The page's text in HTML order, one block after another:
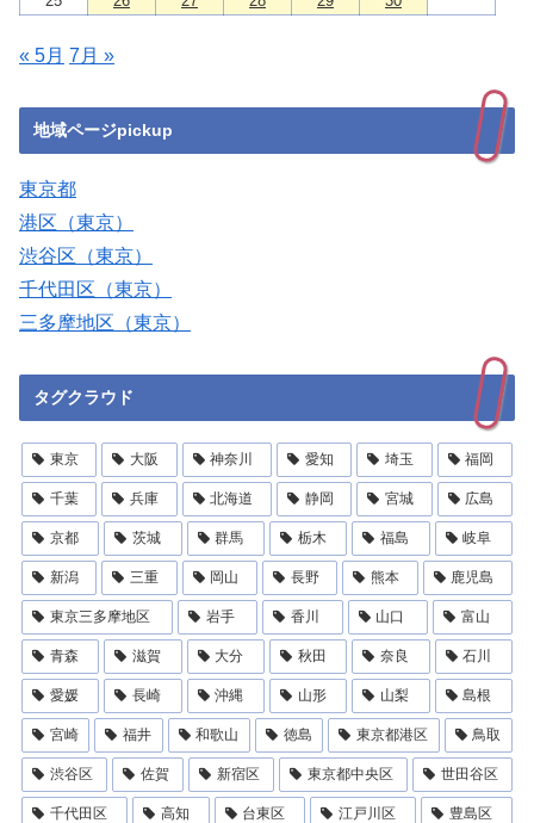
« 5月 7月 »
地域ページpickup
東京都
港区（東京）
渋谷区（東京）
千代田区（東京）
三多摩地区（東京）
タグクラウド
東京 大阪 神奈川 愛知 埼玉 福岡
千葉 兵庫 北海道 静岡 宮城 広島
京都 茨城 群馬 栃木 福島 岐阜
新潟 三重 岡山 長野 熊本 鹿児島
東京三多摩地区 岩手 香川 山口 富山
青森 滋賀 大分 秋田 奈良 石川
愛媛 長崎 沖縄 山形 山梨 島根
宮崎 福井 和歌山 徳島 東京都港区 鳥取
渋谷区 佐賀 新宿区 東京都中央区 世田谷区
千代田区 高知 台東区 江戸川区 豊島区